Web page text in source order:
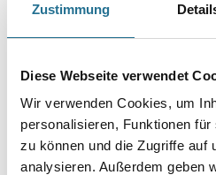
Zustimmung
Diese Webseite verwendet
Wir verwenden Cookies, um
personalisieren, Funktionen
zu können und die Zugriffe auf
analysieren. Außerdem geben
Höhe in millimeter
Anzahl Sprossen